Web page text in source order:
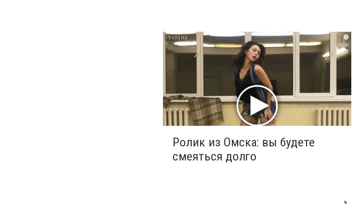
i
Ролик из Омска: вы будете
смеяться долго